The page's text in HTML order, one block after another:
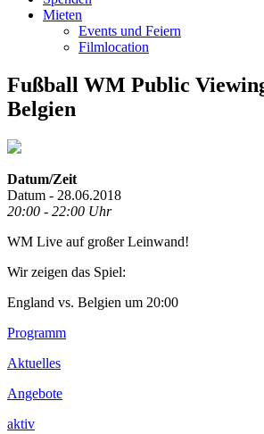
Mieten
Events und Feiern
Filmlocation
Fußball WM Public
Belgien
Datum/Zeit
Datum - 28.06.2018
20:00 - 22:00 Uhr
WM Live auf großer Leinwand!
Wir zeigen das Spiel:
England vs. Belgien um 20:00
Footer
Inhalt
Programm
Aktuelles
Angebote
aktiv